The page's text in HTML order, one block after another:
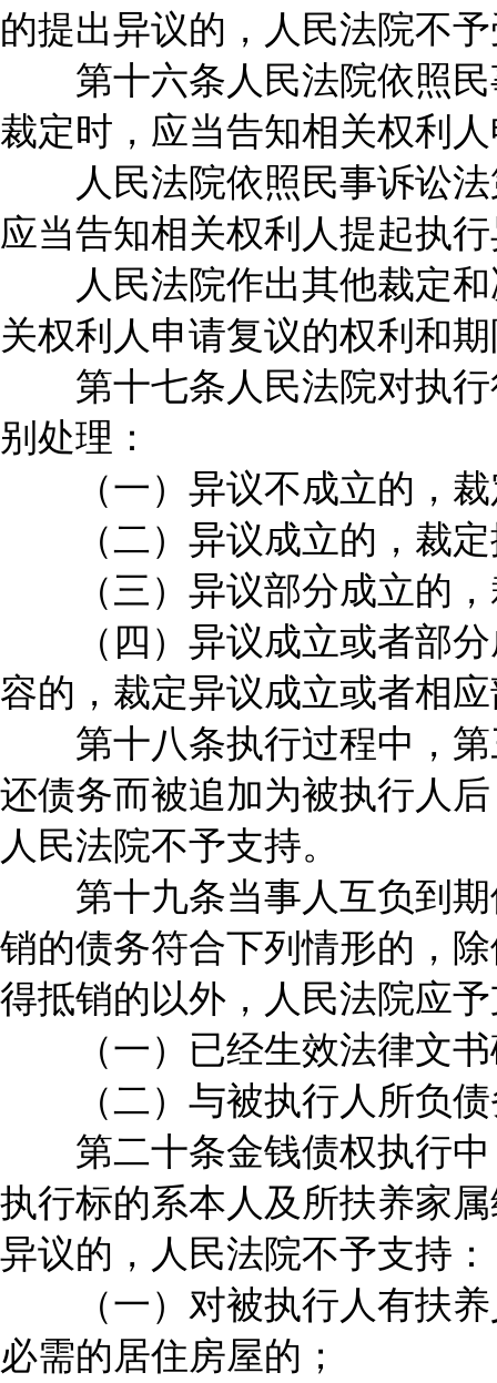
的提出异议的，人民法院不
第十六条人民法院依照民
裁定时，应当告知相关权利
人民法院依照民事诉讼法
应当告知相关权利人提起执
人民法院作出其他裁定和
关权利人申请复议的权利和
第十七条人民法院对执行
别处理：
（一）异议不成立的，裁
（二）异议成立的，裁定
（三）异议部分成立的，
（四）异议成立或者部分
容的，裁定异议成立或者相
第十八条执行过程中，第
还债务而被追加为被执行人
人民法院不予支持。
第十九条当事人互负到期
销的债务符合下列情形的，
得抵销的以外，人民法院应
（一）已经生效法律文书
（二）与被执行人所负债
第二十条金钱债权执行中
执行标的系本人及所扶养家
异议的，人民法院不予支持：
（一）对被执行人有扶养
必需的居住房屋的；